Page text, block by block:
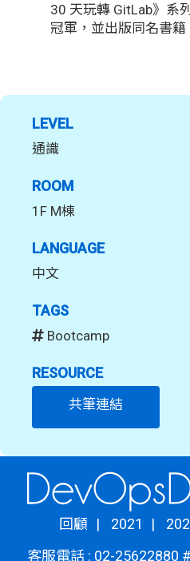
30 天玩轉 GitLab》系
冠軍，並出版同名書籍
LEVEL
通識
ROOM
1F M棟
LANGUAGE
中文
TAGS
Bootcamp
RESOURCE
共筆連結
回顧 2021
客服電話 : 02-25622880